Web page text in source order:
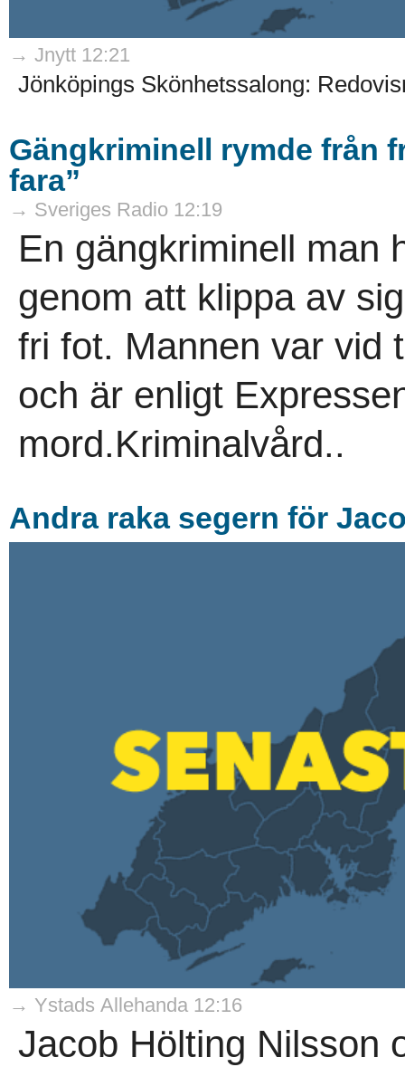
→ Jnytt 12:21
Jönköpings Skönhetssalong:
Gängkriminell rymde från
fara”
→ Sveriges Radio 12:19
En gängkriminell man
genom att klippa av
fri fot. Mannen var vid
och är enligt
mord.Kriminalvård..
Andra raka segern för
→ Ystads Allehanda 12:16
Jacob Hölting Nilsson